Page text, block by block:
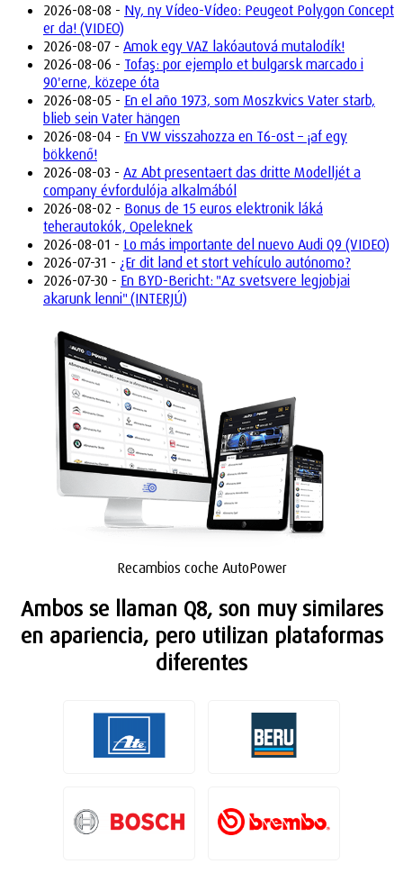
2026-08-08 - Ny, ny Vídeo-Vídeo: Peugeot Polygon Concept
er da! (VIDEO)
2026-08-07 - Amok egy VAZ lakóautová mutalodík!
2026-08-06 - Tofaş: por ejemplo et bulgarsk marcado i
90'erne, közepe óta
2026-08-05 - En el año 1973, som Moszkvics Vater starb,
blieb sein Vater hängen
2026-08-04 - En VW visszahozza en T6-ost – ¡af egy
bökkenő!
2026-08-03 - Az Abt presentaert das dritte Modelljét a
company évfordulója alkalmából
2026-08-02 - Bonus de 15 euros elektronik láká
teherautokók, Opeleknek
2026-08-01 - Lo más importante del nuevo Audi Q9 (VIDEO)
2026-07-31 - ¿Er dit land et stort vehículo autónomo?
2026-07-30 - En BYD-Bericht: "Az svetsvere legjobjai
akarunk lenni" (INTERJÚ)
Recambios coche AutoPower
Ambos se llaman Q8, son muy similares
en apariencia, pero utilizan plataformas
diferentes